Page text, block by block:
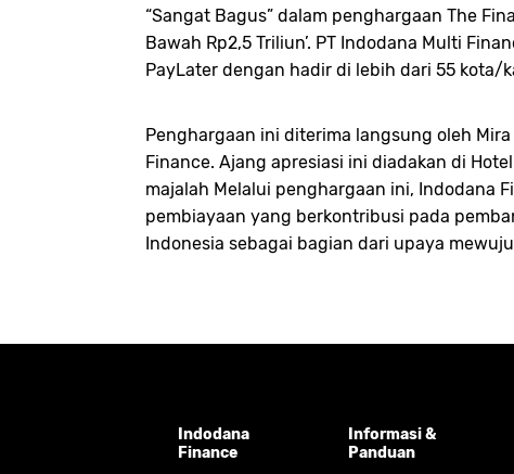
“Sangat Bagus” dalam penghargaan The
Bawah Rp2,5 Triliun’. PT Indodana Multi
PayLater dengan hadir di lebih dari 55 kota/
Penghargaan ini diterima langsung oleh
Finance. Ajang apresiasi ini diadakan di
majalah Melalui penghargaan ini, Indodana
pembiayaan yang berkontribusi pada
Indonesia sebagai bagian dari upaya
Indodana
Finance
Informasi &
Panduan